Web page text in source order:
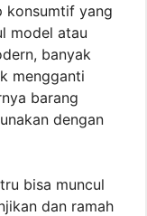
konsumtif yang
model atau
banyak
mengganti
barang
dengan
bisa muncul
dan ramah